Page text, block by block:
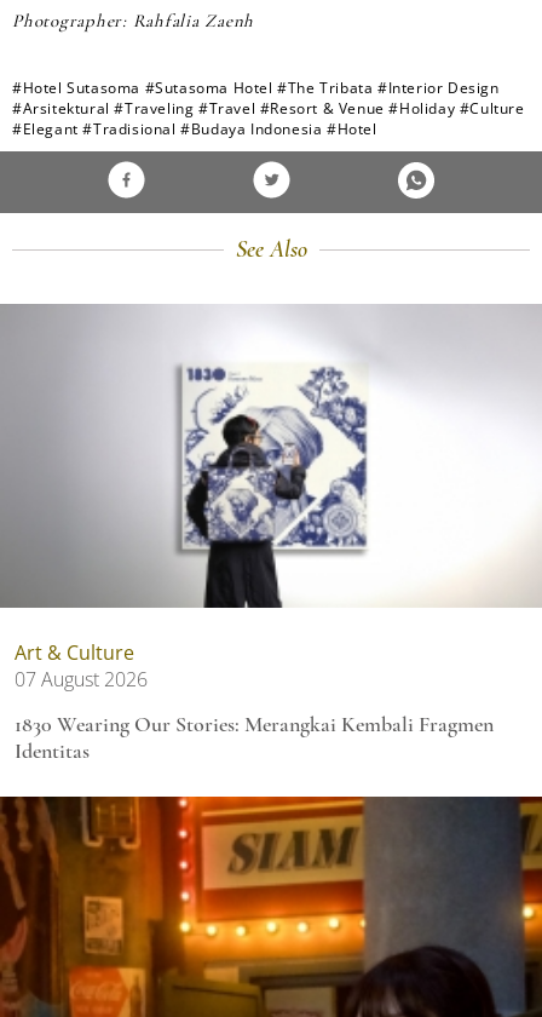
Photographer: Rahfalia Zaenh
#Hotel Sutasoma #Sutasoma Hotel #The Tribata #Interior Design
#Arsitektural #Traveling #Travel #Resort & Venue #Holiday #Culture
#Elegant #Tradisional #Budaya Indonesia #Hotel
See Also
Art & Culture
07 August 2026
1830 Wearing Our Stories: Merangkai Kembali Fragmen
Identitas